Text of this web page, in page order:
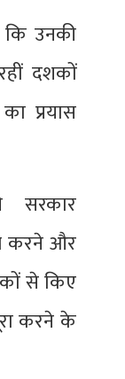
उनकी
दशकों
प्रयास
करने और
से किए
करने के